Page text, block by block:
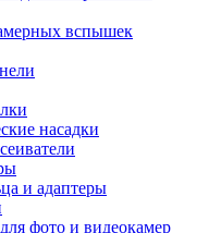
вспышек
насадки
и адаптеры
фото и видеокамер